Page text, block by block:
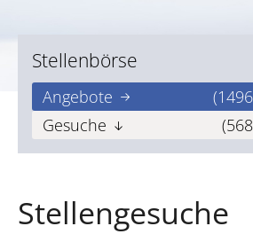
Stellenbörse
Angebote
Gesuche
Stellengesuche